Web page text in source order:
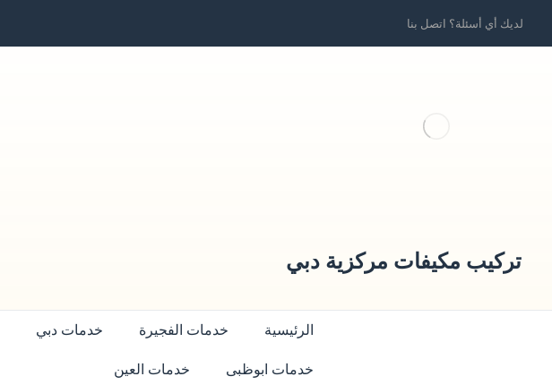
لديك أي أسئلة؟ اتصل بنا
الرئيسية خدمات الفجيرة خدمات دبي
خدمات ابوظبى خدمات العين
تركيب مكيفات مركزية دبي